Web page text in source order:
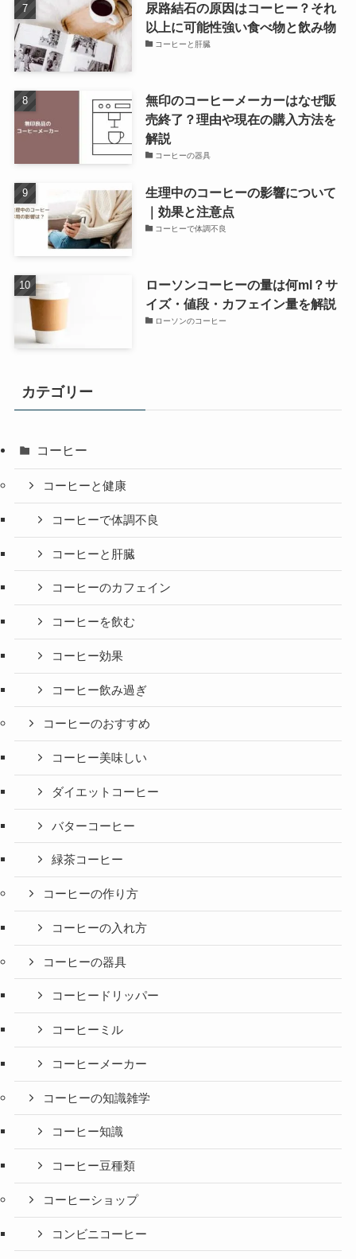
尿路結石の原因はコーヒー？それ
以上に可能性強い食べ物と飲み物
コーヒーと肝臓
無印のコーヒーメーカーはなぜ販
売終了？理由や現在の購入方法を
解説
コーヒーの器具
生理中のコーヒーの影響について
｜効果と注意点
コーヒーで体調不良
ローソンコーヒーの量は何ml？サ
イズ・値段・カフェイン量を解説
ローソンのコーヒー
カテゴリー
コーヒー
コーヒーと健康
コーヒーで体調不良
コーヒーと肝臓
コーヒーのカフェイン
コーヒーを飲む
コーヒー効果
コーヒー飲み過ぎ
コーヒーのおすすめ
コーヒー美味しい
ダイエットコーヒー
バターコーヒー
緑茶コーヒー
コーヒーの作り方
コーヒーの入れ方
コーヒーの器具
コーヒードリッパー
コーヒーミル
コーヒーメーカー
コーヒーの知識雑学
コーヒー知識
コーヒー豆種類
コーヒーショップ
コンビニコーヒー